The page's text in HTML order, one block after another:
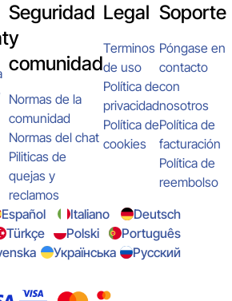
Seguridad
y
comunidad
Normas de la
comunidad
Normas del chat
Piliticas de
quejas y
reclamos
Legal
Terminos
de uso
Política de
privacidad
Política de
cookies
Soporte
Póngase en
contacto
con
nosotros
Política de
facturación
Política de
reembolso
Español Italiano
Deutsch
Türkçe Polski
Português
Українська
Русский